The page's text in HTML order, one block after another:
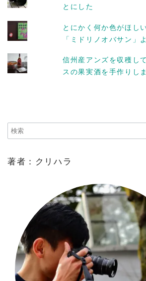
とにした
とにかく何か色がほし
「ミドリノオバサン」
信州産アンズを収穫し
スの果実酒を手作りし
著者：クリハラ